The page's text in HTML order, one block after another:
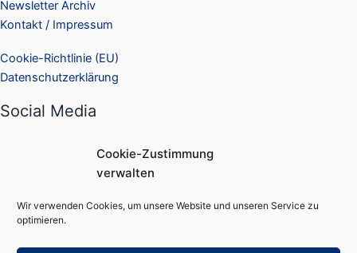
Cookie-Zustimmung
verwalten
Wir verwenden Cookies, um unsere Website und unseren Service zu
optimieren.
Newsletter Archiv
Kontakt / Impressum
Cookie-Richtlinie (EU)
Datenschutzerklärung
Social Media